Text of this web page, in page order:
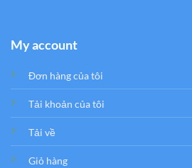
My account
Đơn hàng của tôi
Tải khoản của tôi
Tải về
Giỏ hàng